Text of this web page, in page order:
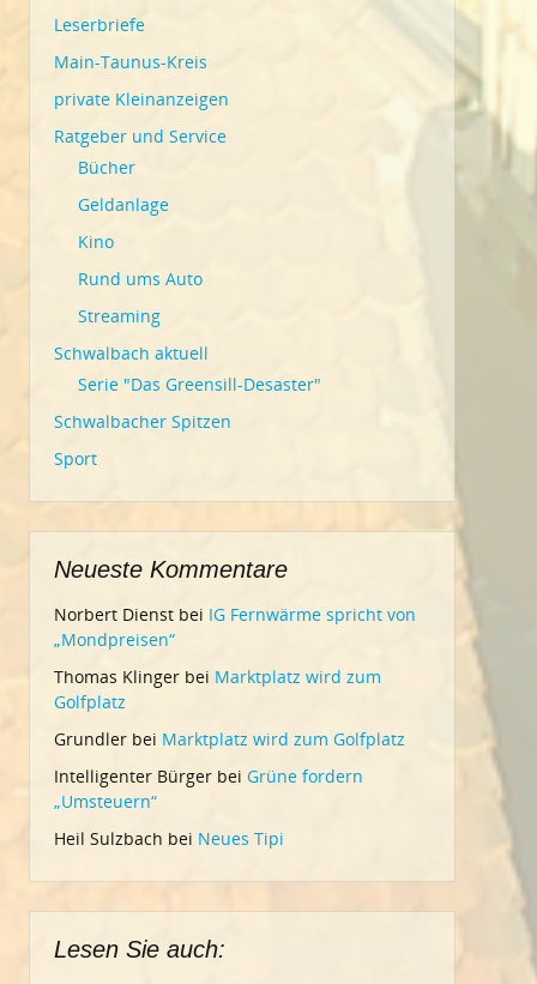
Leserbriefe
Main-Taunus-Kreis
private Kleinanzeigen
Ratgeber und Service
Bücher
Geldanlage
Kino
Rund ums Auto
Streaming
Schwalbach aktuell
Serie "Das Greensill-Desaster"
Schwalbacher Spitzen
Sport
Neueste Kommentare
Norbert Dienst bei IG Fernwärme spricht von
„Mondpreisen“
Thomas Klinger bei Marktplatz wird zum
Golfplatz
Grundler bei Marktplatz wird zum Golfplatz
Intelligenter Bürger bei Grüne fordern
„Umsteuern“
Heil Sulzbach bei Neues Tipi
Lesen Sie auch: